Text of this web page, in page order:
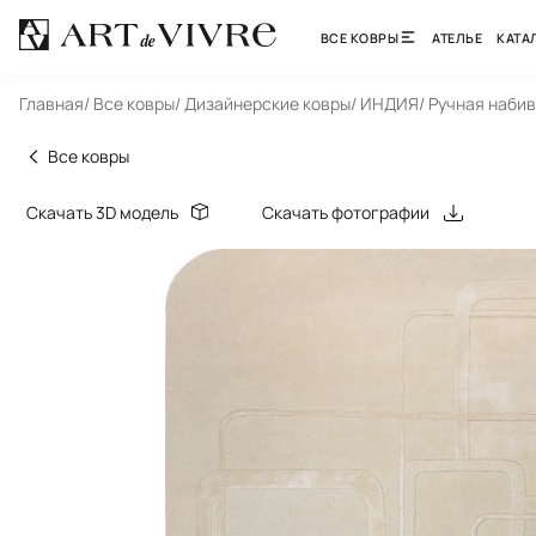
ВСЕ КОВРЫ АТЕЛЬЕ
Главная/ Все ковры/ Дизайнерские ковры/ ИНДИЯ/ Ручная
Все ковры
Скачать 3D модель Скачать фотографии